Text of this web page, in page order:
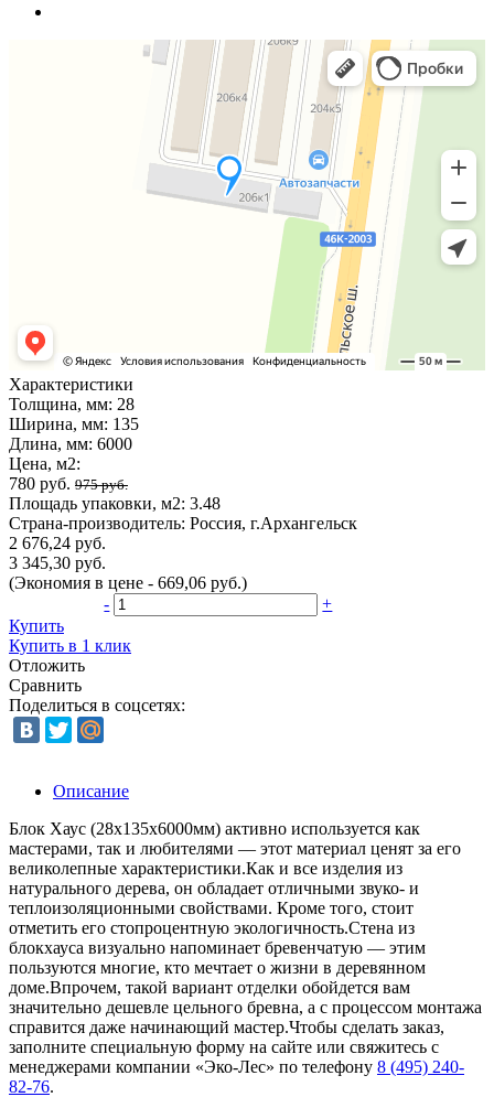
Характеристики
Толщина, мм: 28
Ширина, мм: 135
Длина, мм: 6000
Цена, м2:
780 руб. 975 руб.
Площадь упаковки, м2: 3.48
Страна-производитель: Россия, г.Архангельск
2 676,24 руб.
3 345,30 руб.
(Экономия в цене - 669,06 руб.)
-
+
Купить
Купить в 1 клик
Отложить
Сравнить
Поделиться в соцсетях:
Описание
Блок Хаус (28x135x6000мм) активно используется как
мастерами, так и любителями — этот материал ценят за его
великолепные характеристики.Как и все изделия из
натурального дерева, он обладает отличными звуко- и
теплоизоляционными свойствами. Кроме того, стоит
отметить его стопроцентную экологичность.Стена из
блокхауса визуально напоминает бревенчатую — этим
пользуются многие, кто мечтает о жизни в деревянном
доме.Впрочем, такой вариант отделки обойдется вам
значительно дешевле цельного бревна, а с процессом монтажа
справится даже начинающий мастер.Чтобы сделать заказ,
заполните специальную форму на сайте или свяжитесь с
менеджерами компании «Эко-Лес» по телефону 8 (495) 240-
82-76.